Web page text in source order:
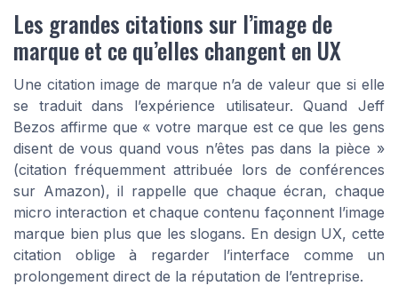
Les grandes citations sur l’image de
marque et ce qu’elles changent en UX
Une citation image de marque n’a de valeur que si elle
se traduit dans l’expérience utilisateur. Quand Jeff
Bezos affirme que « votre marque est ce que les gens
disent de vous quand vous n’êtes pas dans la pièce »
(citation fréquemment attribuée lors de conférences
sur Amazon), il rappelle que chaque écran, chaque
micro interaction et chaque contenu façonnent l’image
marque bien plus que les slogans. En design UX, cette
citation oblige à regarder l’interface comme un
prolongement direct de la réputation de l’entreprise.